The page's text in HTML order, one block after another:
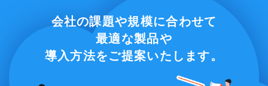
会社の課題や規模に合わせて
最適な製品や
導入方法をご提案いたします。